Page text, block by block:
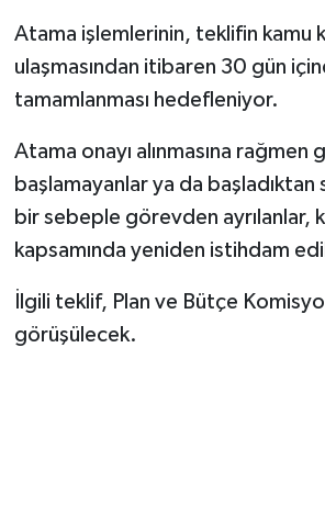
Atama işlemlerinin, teklifin kamu
ulaşmasından itibaren 30 gün
tamamlanması hedefleniyor.
Atama onayı alınmasına rağmen
başlamayanlar ya da başladıktan
bir sebeple görevden ayrılanlar,
kapsamında yeniden istihdam
İlgili teklif, Plan ve Bütçe
görüşülecek.